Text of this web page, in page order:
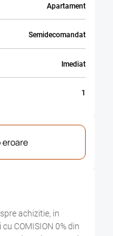
Apartament
Semidecomandat
Imediat
1
eroare
achizitie, in
COMISION 0% din